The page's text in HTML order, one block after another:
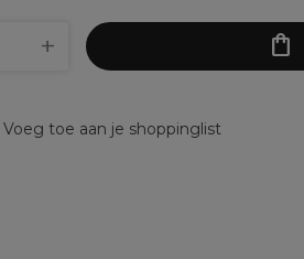
Voeg toe aan je shoppinglist